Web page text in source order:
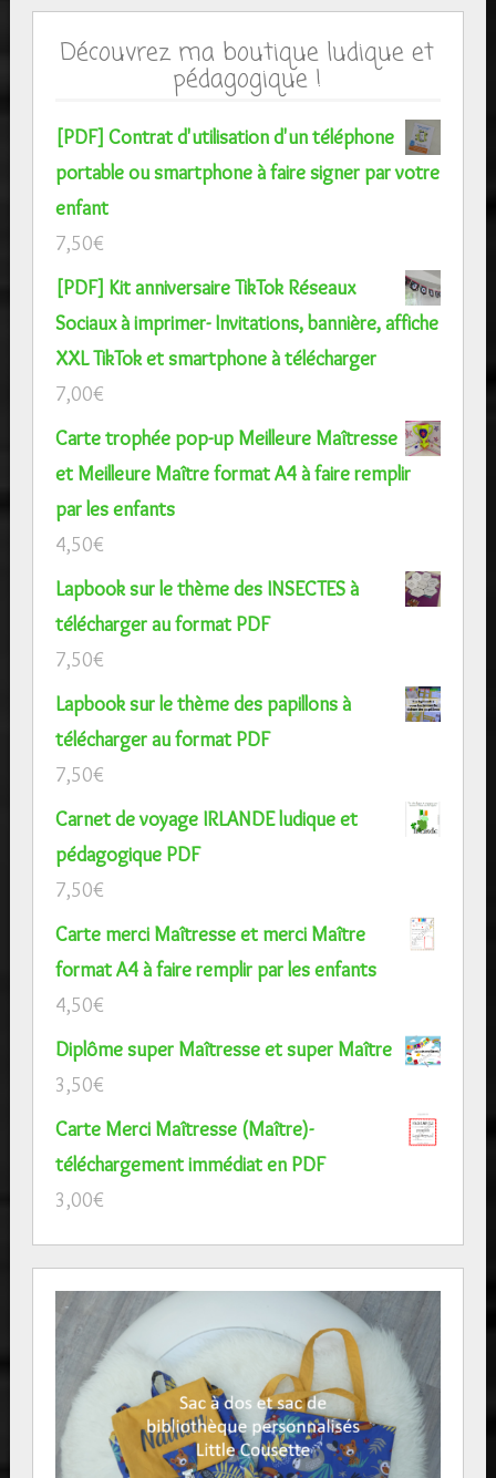
Découvrez ma boutique ludique et
pédagogique !
[PDF] Contrat d'utilisation d'un téléphone
portable ou smartphone à faire signer par votre
enfant
7,50€
[PDF] Kit anniversaire TikTok Réseaux
Sociaux à imprimer- Invitations, bannière, affiche
XXL TikTok et smartphone à télécharger
7,00€
Carte trophée pop-up Meilleure Maîtresse
et Meilleure Maître format A4 à faire remplir
par les enfants
4,50€
Lapbook sur le thème des INSECTES à
télécharger au format PDF
7,50€
Lapbook sur le thème des papillons à
télécharger au format PDF
7,50€
Carnet de voyage IRLANDE ludique et
pédagogique PDF
7,50€
Carte merci Maîtresse et merci Maître
format A4 à faire remplir par les enfants
4,50€
Diplôme super Maîtresse et super Maître
3,50€
Carte Merci Maîtresse (Maître)-
téléchargement immédiat en PDF
3,00€